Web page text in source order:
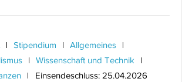
Stipendium
Allgemeines
Wissenschaft und Technik
Einsendeschluss: 25.04.2026